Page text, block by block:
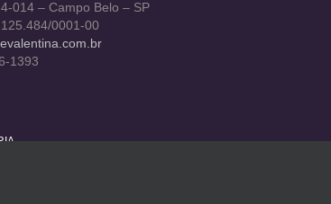
014 – Campo Belo – SP
0001-00
1393